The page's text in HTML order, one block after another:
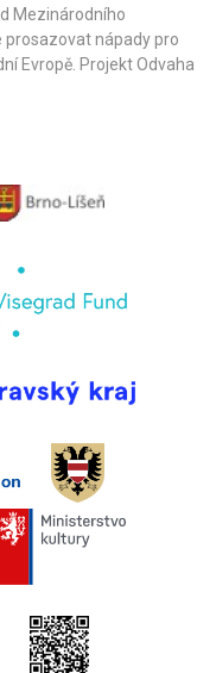
Mezinárodního
prosazovat nápady pro
Evropě. Projekt Odvaha